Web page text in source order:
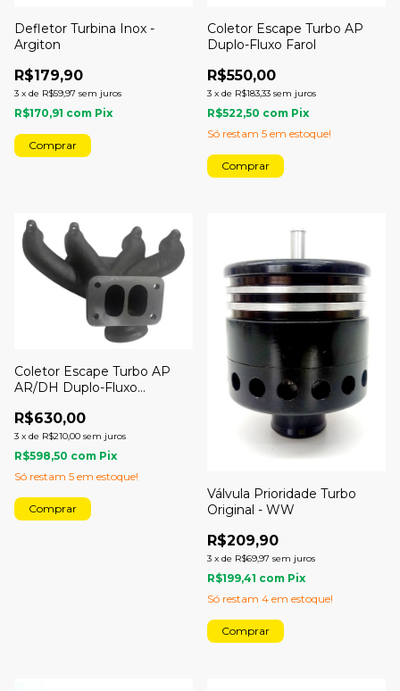
Defletor Turbina Inox -
Argiton
R$179,90
3 x de R$59,97 sem juros
R$170,91 com Pix
Coletor Escape Turbo AP
Duplo-Fluxo Farol
R$550,00
3 x de R$183,33 sem juros
R$522,50 com Pix
Só restam 5 em estoque!
Coletor Escape Turbo AP
AR/DH Duplo-Fluxo
R$630,00
3 x de R$210,00 sem juros
R$598,50 com Pix
Só restam 5 em estoque!
Válvula Prioridade Turbo
Original - WW
R$209,90
3 x de R$69,97 sem juros
R$199,41 com Pix
Só restam 4 em estoque!
Comprar